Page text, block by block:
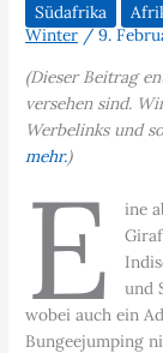
Südafrika
Winter/9.
(Dieser Beitrag
versehen sind.
Werbelinks und
mehr.)
E
ine
und
wobei auch ein
Bungeejumping